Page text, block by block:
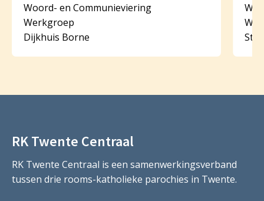
Woord- en Communieviering
Werkgroep
Dijkhuis Borne
St.
RK Twente Centraal
RK Twente Centraal is een samenwerkingsverband
tussen drie rooms-katholieke parochies in Twente.